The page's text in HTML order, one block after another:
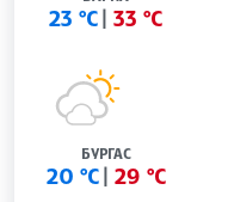
23 °C 33 °C
БУРГАС
20 °C 29 °C